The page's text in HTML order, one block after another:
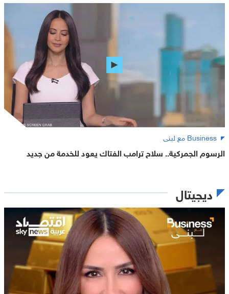
Business مع لبنى
الرسوم الجمركية.. سلاح ترامب الفتاك يعود للخدمة من جديد
ديجيتال